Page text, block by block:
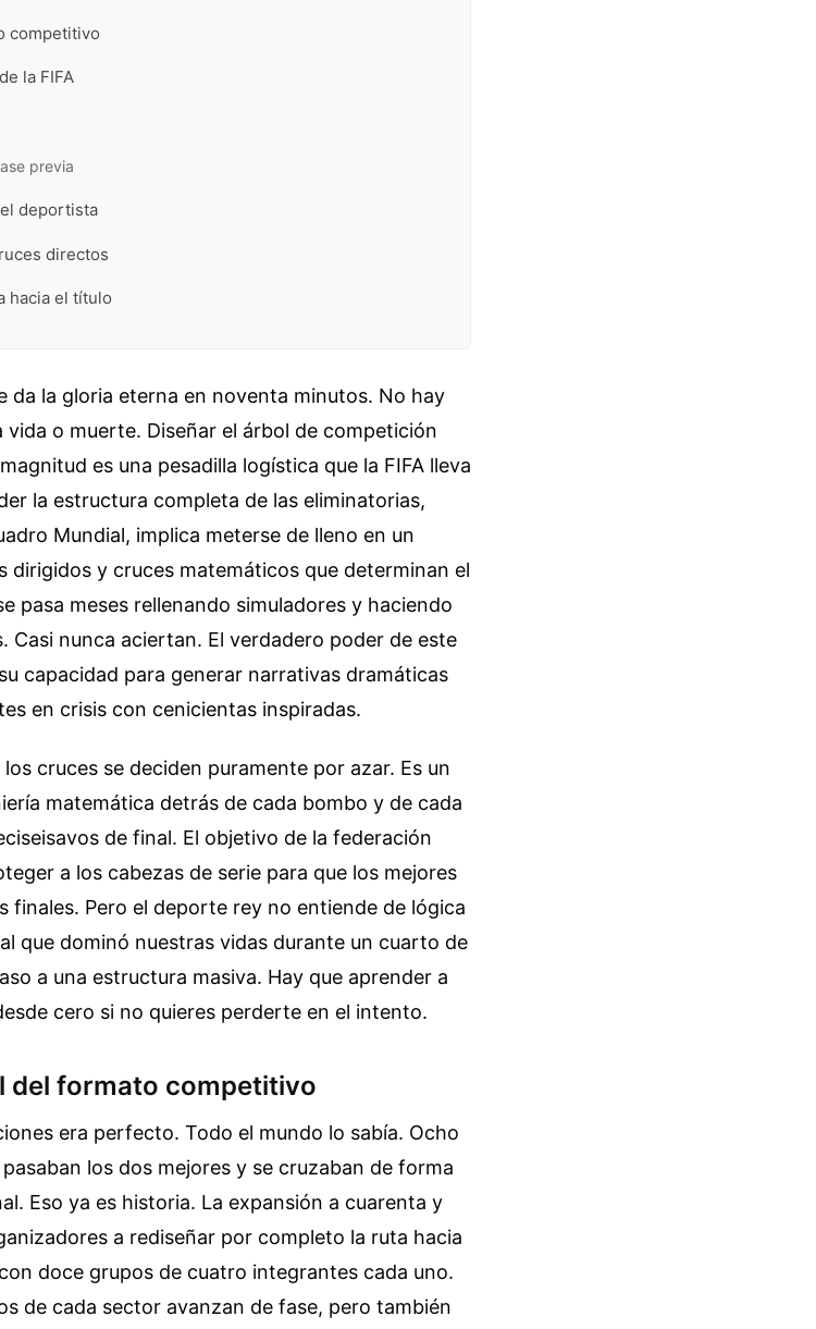
competitivo
la FIFA
previa
deportista
directos
hacia el título
da la gloria eterna en noventa minutos. No hay
o muerte. Diseñar el árbol de competición
es una pesadilla logística que la FIFA lleva
la estructura completa de las eliminatorias,
Mundial, implica meterse de lleno en un
y cruces matemáticos que determinan el
pasa meses rellenando simuladores y haciendo
Casi nunca aciertan. El verdadero poder de este
capacidad para generar narrativas dramáticas
en crisis con cenicientas inspiradas.
cruces se deciden puramente por azar. Es un
matemática detrás de cada bombo y de cada
de final. El objetivo de la federación
a los cabezas de serie para que los mejores
finales. Pero el deporte rey no entiende de lógica
que dominó nuestras vidas durante un cuarto de
a una estructura masiva. Hay que aprender a
cero si no quieres perderte en el intento.
del formato competitivo
era perfecto. Todo el mundo lo sabía. Ocho
los dos mejores y se cruzaban de forma
Eso ya es historia. La expansión a cuarenta y
a rediseñar por completo la ruta hacia
doce grupos de cuatro integrantes cada uno.
de cada sector avanzan de fase, pero también